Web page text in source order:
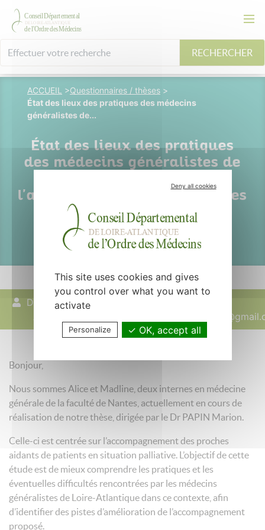
RECHERCHER
ACCUEIL >Questionnaires / thèses >
État des lieux des pratiques des médecins
généralistes de...
État des lieux des pratiques
des médecins généralistes de
l'accompagnement des proches
aidants de patients en
situation palliative.
Delagoutte
Alice
Bonjour,
Nous sommes Alice et Madline, deux internes en médecine
générale de la faculté de Nantes, actuellement en cours de
réalisation de notre thèse, dirigée par le Dr PAPIN Marion.
Celle-ci est centrée sur l’accompagnement des proches
aidants de patients en situation palliative. L’objectif de cette
étude est de mieux comprendre les pratiques et les
éventuelles difficultés rencontrées par les médecins
généralistes de Loire-Atlantique dans ce contexte, afin
d’identifier des pistes d’amélioration de l’accompagnement
proposé.
Deny all cookies
This site uses cookies and gives
you control over what you want to
activate
Personalize OK, accept all